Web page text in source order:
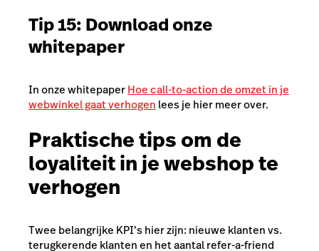
Tip 15: Download onze
whitepaper
In onze whitepaperHoe call-to-action de omzet in je
webwinkel gaat verhogen lees je hier meer over.
Praktische tips om de
loyaliteit in je webshop te
verhogen
Twee belangrijke KPI’s hier zijn: nieuwe klanten vs.
terugkerende klanten en het aantal refer-a-friend